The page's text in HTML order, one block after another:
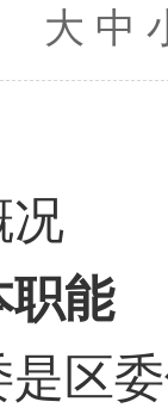
大 中
况
职能
是区